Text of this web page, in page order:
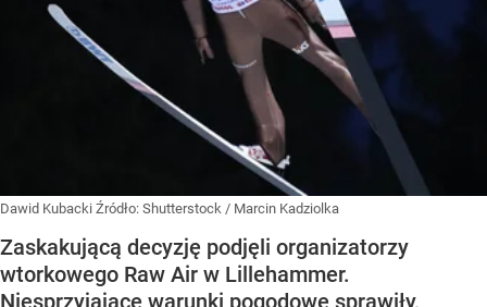
Dawid Kubacki Źródło: Shutterstock / Marcin Kadziolka
Zaskakującą decyzję podjęli organizatorzy
wtorkowego Raw Air w Lillehammer.